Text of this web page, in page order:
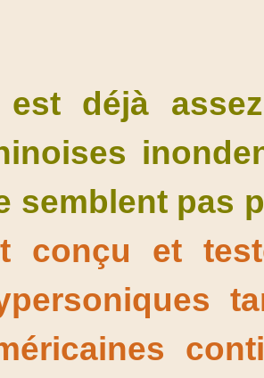
déjà
semblent pas
conçu et